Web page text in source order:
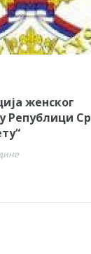
женског
Републици